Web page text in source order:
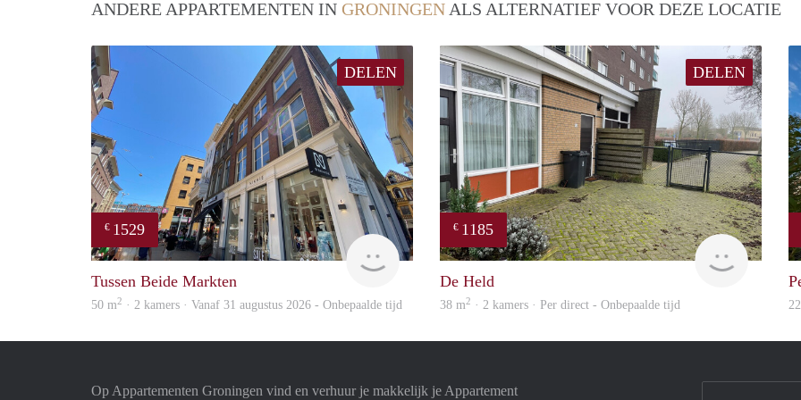
ANDERE APPARTEMENTEN IN GRONINGEN ALS ALTERNATIEF VOOR DEZE LOCATIE
DELEN
€ 1529
GrunoVerhuur
Tussen Beide Markten
50 m2 · 2 kamers · Vanaf 31 augustus 2026 - Onbepaalde tijd
DELEN
€ 1185
De Held
38 m2 · 2 kamers · Per direct - Onbepaalde tijd
Op Appartementen Groningen vind en verhuur je makkelijk je Appartement